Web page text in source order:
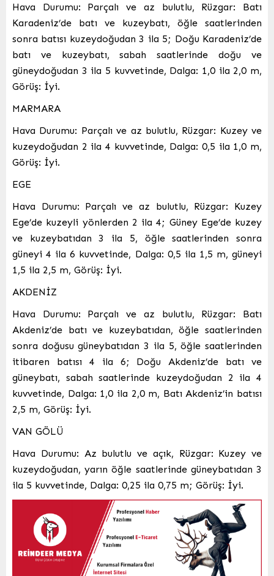
Hava Durumu: Parçalı ve az bulutlu, Rüzgar: Batı
Karadeniz’de batı ve kuzeybatı, öğle saatlerinden
sonra batısı kuzeydoğudan 3 ila 5; Doğu Karadeniz’de
batı ve kuzeybatı, sabah saatlerinde doğu ve
güneydoğudan 3 ila 5 kuvvetinde, Dalga: 1,0 ila 2,0 m,
Görüş: İyi.
MARMARA
Hava Durumu: Parçalı ve az bulutlu, Rüzgar: Kuzey ve
kuzeydoğudan 2 ila 4 kuvvetinde, Dalga: 0,5 ila 1,0 m,
Görüş: İyi.
EGE
Hava Durumu: Parçalı ve az bulutlu, Rüzgar: Kuzey
Ege’de kuzeyli yönlerden 2 ila 4; Güney Ege’de kuzey
ve kuzeybatıdan 3 ila 5, öğle saatlerinden sonra
güneyi 4 ila 6 kuvvetinde, Dalga: 0,5 ila 1,5 m, güneyi
1,5 ila 2,5 m, Görüş: İyi.
AKDENİZ
Hava Durumu: Parçalı ve az bulutlu, Rüzgar: Batı
Akdeniz’de batı ve kuzeybatıdan, öğle saatlerinden
sonra doğusu güneybatıdan 3 ila 5, öğle saatlerinden
itibaren batısı 4 ila 6; Doğu Akdeniz’de batı ve
güneybatı, sabah saatlerinde kuzeydoğudan 2 ila 4
kuvvetinde, Dalga: 1,0 ila 2,0 m, Batı Akdeniz’in batısı
2,5 m, Görüş: İyi.
VAN GÖLÜ
Hava Durumu: Az bulutlu ve açık, Rüzgar: Kuzey ve
kuzeydoğudan, yarın öğle saatlerinde güneybatıdan 3
ila 5 kuvvetinde, Dalga: 0,25 ila 0,75 m; Görüş: İyi.